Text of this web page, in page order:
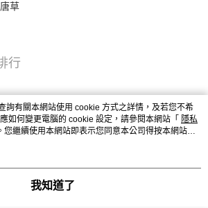
草
行
詢有關本網站使用 cookie 方式之詳情，及若您不希
如何變更電腦的 cookie 設定，請參閱本網站「 隱私
您繼續使用本網站即表示您同意本公司得按本網站使
。
我知道了